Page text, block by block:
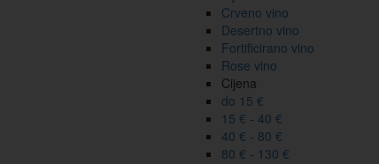
Crveno vino
Desertno vino
Fortificirano vino
Rose vino
Cijena
do 15 €
15 € - 40 €
40 € - 80 €
80 € - 130 €